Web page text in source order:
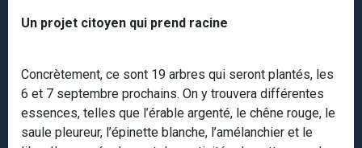
Un projet citoyen qui prend racine
Concrètement, ce sont 19 arbres qui seront plantés, les
6 et 7 septembre prochains. On y trouvera différentes
essences, telles que l’érable argenté, le chêne rouge, le
saule pleureur, l’épinette blanche, l’amélanchier et le